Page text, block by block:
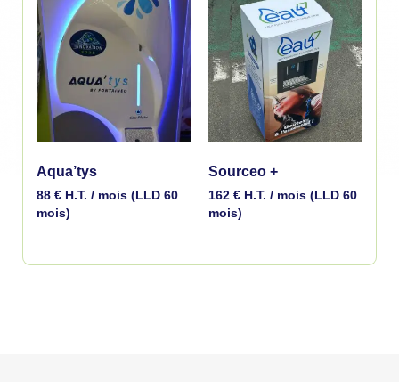
Aqua’tys
88 € H.T. / mois (LLD 60
mois)
Sourceo +
162 € H.T. / mois (LLD 60
mois)